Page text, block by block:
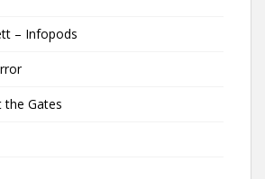
– Infopods
the Gates